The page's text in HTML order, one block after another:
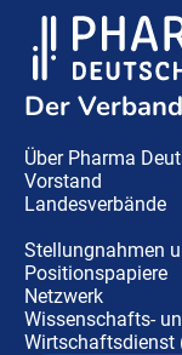
Der Verband
Über Pharma
Vorstand
Landesverbände
Stellungnahmen
Positionspapiere
Netzwerk
Wissenschafts-
Wirtschaftsdienst